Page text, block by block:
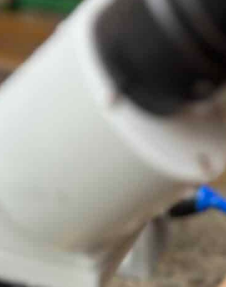
Collier cercle Or blanc 18K
Diamants pampille
€